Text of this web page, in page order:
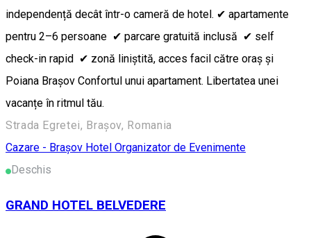
independență decât într-o cameră de hotel. ✔ apartamente
pentru 2–6 persoane ✔ parcare gratuită inclusă ✔ self
check-in rapid ✔ zonă liniștită, acces facil către oraș și
Poiana Brașov Confortul unui apartament. Libertatea unei
vacanțe în ritmul tău.
Strada Egretei, Brașov, Romania
Cazare - Brașov Hotel Organizator de Evenimente
Deschis
GRAND HOTEL BELVEDERE